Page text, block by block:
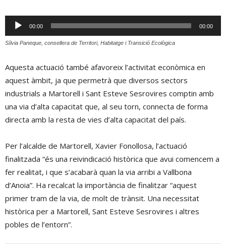
Reproductor
d'àudio
00:00 00:00
Sílvia Paneque, consellera de Territori, Habitatge i Transició Ecològica
Aquesta actuació també afavoreix l’activitat econòmica en
aquest àmbit, ja que permetrà que diversos sectors
industrials a Martorell i Sant Esteve Sesrovires comptin amb
una via d’alta capacitat que, al seu torn, connecta de forma
directa amb la resta de vies d’alta capacitat del país.
Per l’alcalde de Martorell, Xavier Fonollosa, l’actuació
finalitzada “és una reivindicació històrica que avui comencem a
fer realitat, i que s’acabarà quan la via arribi a Vallbona
d’Anoia”. Ha recalcat la importància de finalitzar “aquest
primer tram de la via, de molt de trànsit. Una necessitat
històrica per a Martorell, Sant Esteve Sesrovires i altres
pobles de l’entorn”.